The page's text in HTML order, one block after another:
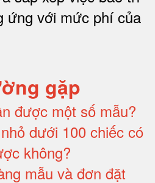
ứng với mức phí của
gặp
được một số mẫu?
dưới 100 chiếc có
không?
mẫu và đơn đặt